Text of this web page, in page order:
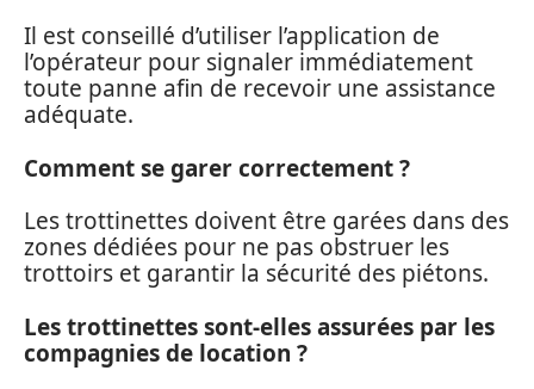
Il est conseillé d’utiliser l’application de
l’opérateur pour signaler immédiatement
toute panne afin de recevoir une assistance
adéquate.
Comment se garer correctement ?
Les trottinettes doivent être garées dans des
zones dédiées pour ne pas obstruer les
trottoirs et garantir la sécurité des piétons.
Les trottinettes sont-elles assurées par les
compagnies de location ?